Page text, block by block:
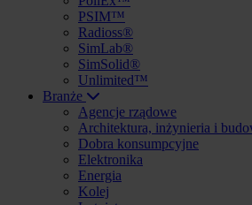
PSIM™
Radioss®
SimLab®
SimSolid®
Unlimited™
Branże
Agencje rządowe
Architektura, inżynieria i
Dobra konsumpcyjne
Elektronika
Energia
Kolej